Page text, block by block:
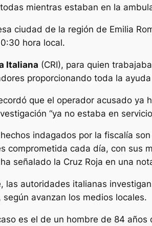
mientras estaban en la
ciudad de la región de Emilia
hora local.
Italiana (CRI), para quien
proporcionando toda la
que el operador acusado ya
“ya no estaba en
indagados por la fiscalía
comprometida cada día, con sus
señalado la Cruz Roja en una
las autoridades italianas
según avanzan los medios locales.
es el de un hombre de 84